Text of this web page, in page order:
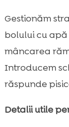
Gestionăm
bolului cu
mâncarea
Introducem
răspunde
Detalii utile